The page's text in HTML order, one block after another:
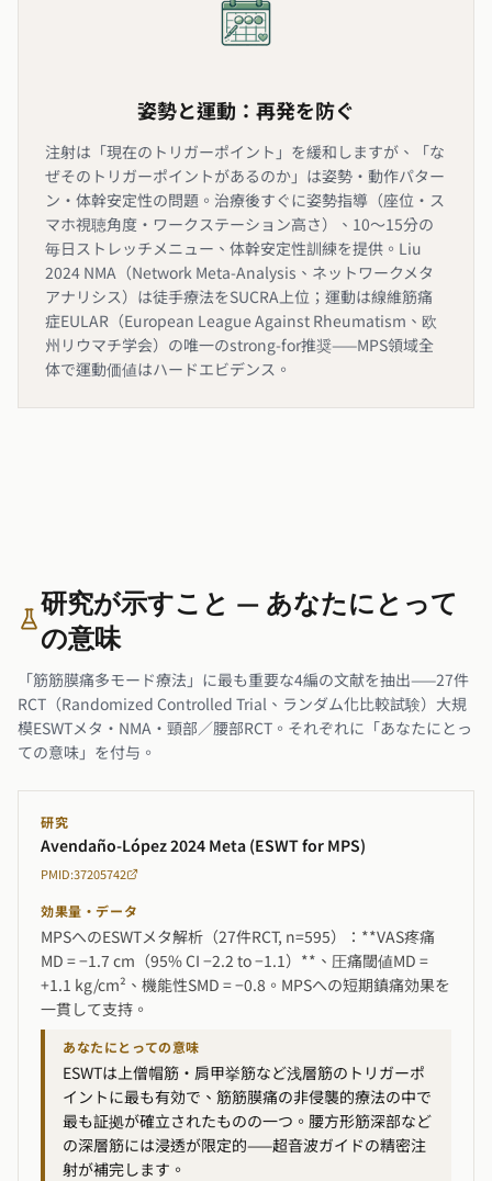
姿勢と運動：再発を防ぐ
注射は「現在のトリガーポイント」を緩和しますが、「な
ぜそのトリガーポイントがあるのか」は姿勢・動作パター
ン・体幹安定性の問題。治療後すぐに姿勢指導（座位・ス
マホ視聴角度・ワークステーション高さ）、10〜15分の
毎日ストレッチメニュー、体幹安定性訓練を提供。Liu
2024 NMA（Network Meta-Analysis、ネットワークメタ
アナリシス）は徒手療法をSUCRA上位；運動は線維筋痛
症EULAR（European League Against Rheumatism、欧
州リウマチ学会）の唯一のstrong-for推奨——MPS領域全
体で運動価値はハードエビデンス。
研究が示すこと — あなたにとって
の意味
「筋筋膜痛多モード療法」に最も重要な4編の文献を抽出——27件
RCT（Randomized Controlled Trial、ランダム化比較試験）大規
模ESWTメタ・NMA・頸部／腰部RCT。それぞれに「あなたにとっ
ての意味」を付与。
研究
Avendaño-López 2024 Meta (ESWT for MPS)
PMID:37205742
効果量・データ
MPSへのESWTメタ解析（27件RCT, n=595）：**VAS疼痛
MD = −1.7 cm（95% CI −2.2 to −1.1）**、圧痛閾値MD =
+1.1 kg/cm²、機能性SMD = −0.8。MPSへの短期鎮痛効果を
一貫して支持。
あなたにとっての意味
ESWTは上僧帽筋・肩甲挙筋など浅層筋のトリガーポ
イントに最も有効で、筋筋膜痛の非侵襲的療法の中で
最も証拠が確立されたものの一つ。腰方形筋深部など
の深層筋には浸透が限定的——超音波ガイドの精密注
射が補完します。